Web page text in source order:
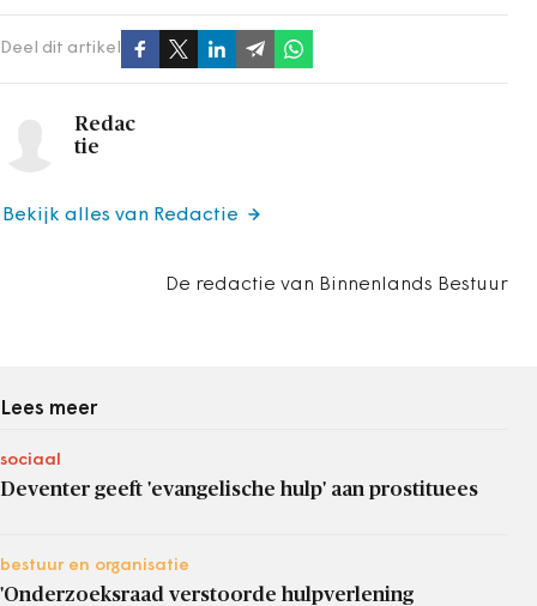
Deel dit artikel
Redac
tie
De redactie van Binnenlands Bestuur
Bekijk alles van Redactie
Lees meer
sociaal
Deventer geeft 'evangelische hulp' aan prostituees
bestuur en organisatie
'Onderzoeksraad verstoorde hulpverlening